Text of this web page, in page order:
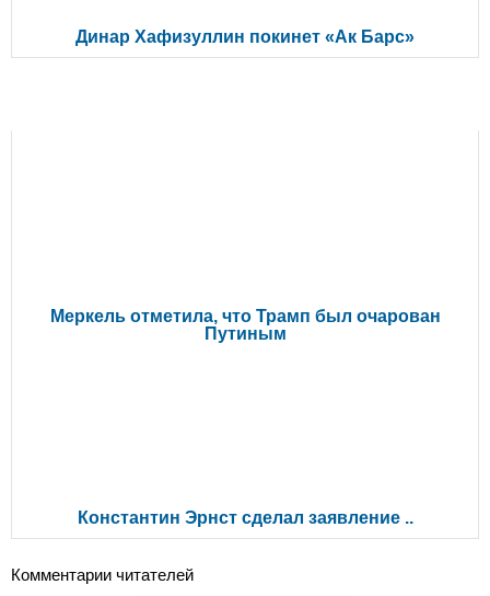
Динар Хафизуллин покинет «Ак Барс»
Меркель отметила, что Трамп был очарован
Путиным
Константин Эрнст сделал заявление ..
Комментарии читателей